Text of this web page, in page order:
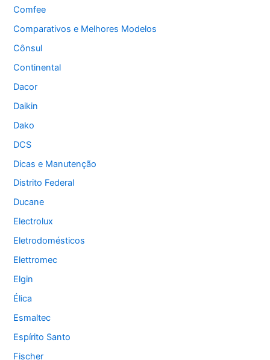
Comfee
Comparativos e Melhores Modelos
Cônsul
Continental
Dacor
Daikin
Dako
DCS
Dicas e Manutenção
Distrito Federal
Ducane
Electrolux
Eletrodomésticos
Elettromec
Elgin
Élica
Esmaltec
Espírito Santo
Fischer